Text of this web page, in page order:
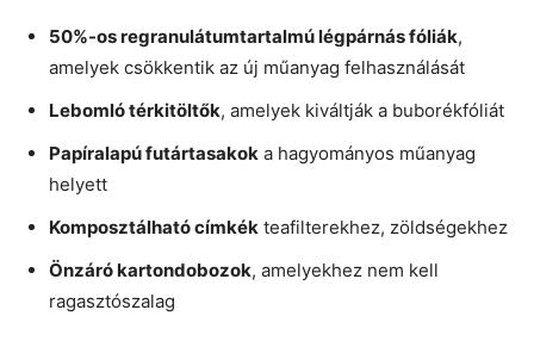
50%-os regranulátumtartalmú légpárnás fóliák,
amelyek csökkentik az új műanyag felhasználását
Lebomló térkitöltők, amelyek kiváltják a buborékfóliát
Papíralapú futártasakok a hagyományos műanyag
helyett
Komposztálható címkék teafilterekhez, zöldségekhez
Önzáró kartondobozok, amelyekhez nem kell
ragasztószalag